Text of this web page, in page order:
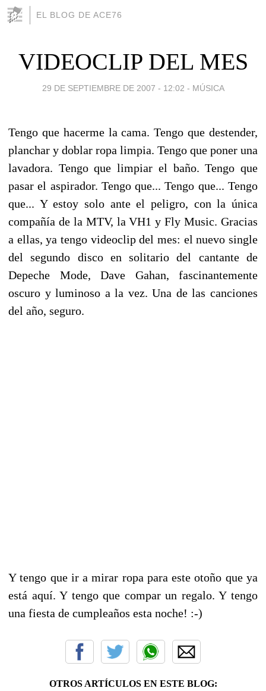
EL BLOG DE ACE76
VIDEOCLIP DEL MES
29 DE SEPTIEMBRE DE 2007 - 12:02 - MÚSICA
Tengo que hacerme la cama. Tengo que destender,
planchar y doblar ropa limpia. Tengo que poner una
lavadora. Tengo que limpiar el baño. Tengo que
pasar el aspirador. Tengo que... Tengo que... Tengo
que... Y estoy solo ante el peligro, con la única
compañía de la MTV, la VH1 y Fly Music. Gracias
a ellas, ya tengo videoclip del mes: el nuevo single
del segundo disco en solitario del cantante de
Depeche Mode, Dave Gahan, fascinantemente
oscuro y luminoso a la vez. Una de las canciones
del año, seguro.
Y tengo que ir a mirar ropa para este otoño que ya
está aquí. Y tengo que compar un regalo. Y tengo
una fiesta de cumpleaños esta noche! :-)
OTROS ARTÍCULOS EN ESTE BLOG: